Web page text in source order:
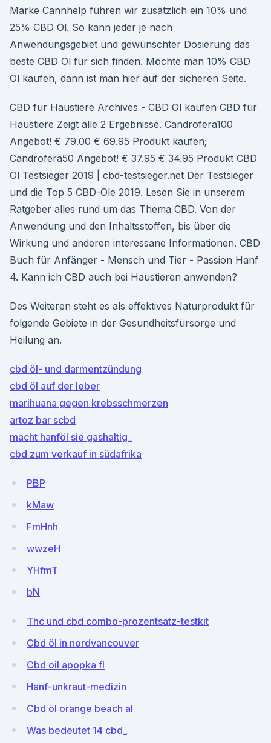
Marke Cannhelp führen wir zusätzlich ein 10% und
25% CBD Öl. So kann jeder je nach
Anwendungsgebiet und gewünschter Dosierung das
beste CBD Öl für sich finden. Möchte man 10% CBD
Öl kaufen, dann ist man hier auf der sicheren Seite.
CBD für Haustiere Archives - CBD Öl kaufen CBD für
Haustiere Zeigt alle 2 Ergebnisse. Candrofera100
Angebot! € 79.00 € 69.95 Produkt kaufen;
Candrofera50 Angebot! € 37.95 € 34.95 Produkt CBD
Öl Testsieger 2019 | cbd-testsieger.net Der Testsieger
und die Top 5 CBD-Öle 2019. Lesen Sie in unserem
Ratgeber alles rund um das Thema CBD. Von der
Anwendung und den Inhaltsstoffen, bis über die
Wirkung und anderen interessane Informationen. CBD
Buch für Anfänger - Mensch und Tier - Passion Hanf
4. Kann ich CBD auch bei Haustieren anwenden?
Des Weiteren steht es als effektives Naturprodukt für
folgende Gebiete in der Gesundheitsfürsorge und
Heilung an.
cbd öl- und darmentzündung
cbd öl auf der leber
marihuana gegen krebsschmerzen
artoz bar scbd
macht hanföl sie gashaltig_
cbd zum verkauf in südafrika
PBP
kMaw
FmHnh
wwzeH
YHfmT
bN
Thc und cbd combo-prozentsatz-testkit
Cbd öl in nordvancouver
Cbd oil apopka fl
Hanf-unkraut-medizin
Cbd öl orange beach al
Was bedeutet 14 cbd_